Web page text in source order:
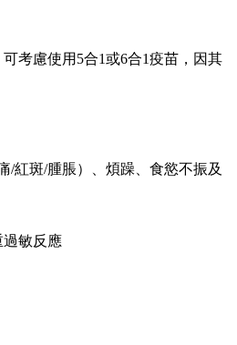
考慮使用5合1或6合1疫苗，因其
/紅斑/腫脹）、煩躁、食慾不振及
過敏反應